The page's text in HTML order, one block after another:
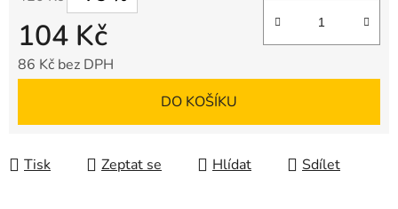
104 Kč
86 Kč bez DPH
DO KOŠÍKU
Tisk Zeptat se Hlídat Sdílet